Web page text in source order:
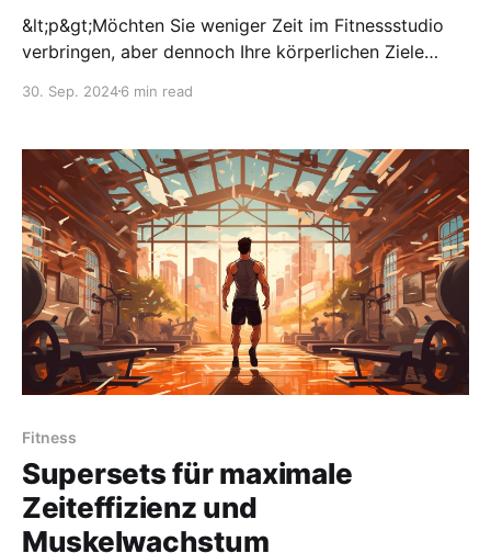
&lt;p&gt;Möchten Sie weniger Zeit im Fitnessstudio
verbringen, aber dennoch Ihre körperlichen Ziele
minimalistischen Ansätzen Muskel aufbauen und Fett
30. Sep. 20246 min read
Fitness
Supersets für maximale
Zeiteffizienz und
Muskelwachstum